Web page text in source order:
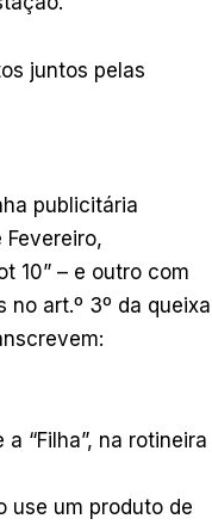
juntos pelas
publicitária
10” – e outro com
art.º 3º da queixa
“Filha”, na rotineira
use um produto de